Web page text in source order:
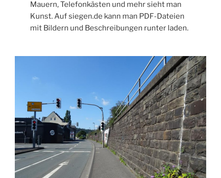
Mauern, Telefonkästen und mehr sieht man
Kunst. Auf siegen.de kann man PDF-Dateien
mit Bildern und Beschreibungen runter laden.